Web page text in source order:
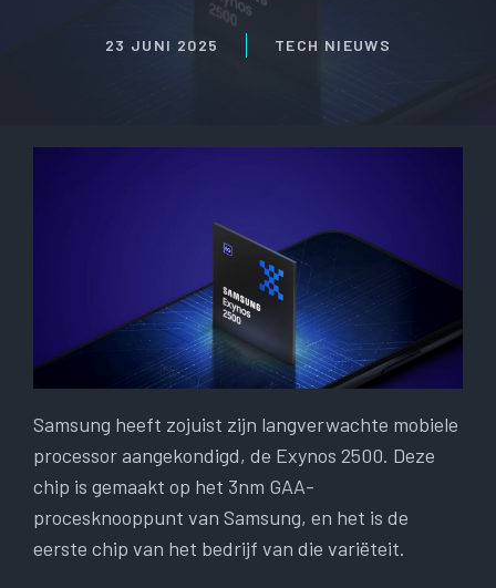
23 JUNI 2025 TECH NIEUWS
Samsung heeft zojuist zijn langverwachte mobiele
processor aangekondigd, de Exynos 2500. Deze
chip is gemaakt op het 3nm GAA-
procesknooppunt van Samsung, en het is de
eerste chip van het bedrijf van die variëteit.